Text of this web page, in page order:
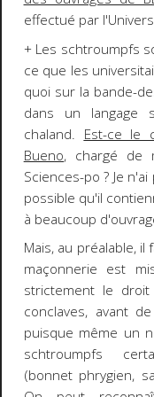
effectué par
+ Les schtroumpfs
ce que les
quoi sur la bande-
dans un langage
chaland. Est-ce le
Bueno, chargé de
Sciences-po ? Je
possible qu'il
à beaucoup
Mais, au préalable,
maçonnerie est
strictement le
conclaves, avant
puisque même un
schtroumpfs
(bonnet phrygien,